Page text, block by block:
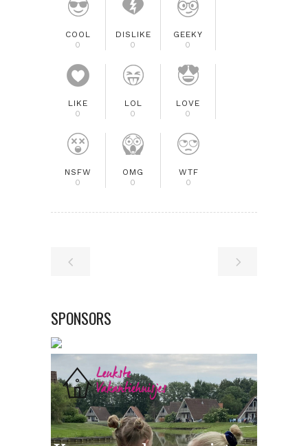
COOL
0
DISLIKE
0
GEEKY
0
LIKE
0
LOL
0
LOVE
0
NSFW
0
OMG
0
WTF
0
SPONSORS